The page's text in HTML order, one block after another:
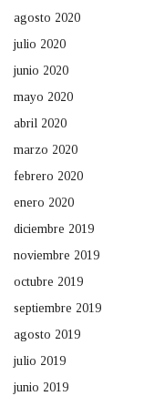
agosto 2020
julio 2020
junio 2020
mayo 2020
abril 2020
marzo 2020
febrero 2020
enero 2020
diciembre 2019
noviembre 2019
octubre 2019
septiembre 2019
agosto 2019
julio 2019
junio 2019